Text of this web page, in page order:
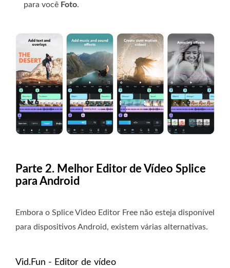
para você Foto.
Parte 2. Melhor Editor de Vídeo Splice
para Android
Embora o Splice Video Editor Free não esteja disponível
para dispositivos Android, existem várias alternativas.
Vid.Fun - Editor de vídeo